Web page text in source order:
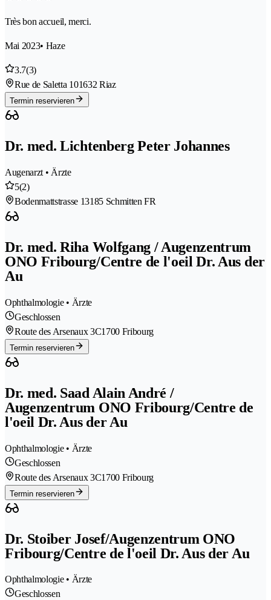
Très bon accueil, merci.
Mai 2023• Haze
3.7(3)
Rue de Saletta 101632 Riaz
Termin reservieren
Dr. med. Lichtenberg Peter Johannes
Augenarzt • Ärzte
5(2)
Bodenmattstrasse 13185 Schmitten FR
Dr. med. Riha Wolfgang / Augenzentrum
ONO Fribourg/Centre de l'oeil Dr. Aus der
Au
Ophthalmologie • Ärzte
Geschlossen
Route des Arsenaux 3C1700 Fribourg
Termin reservieren
Dr. med. Saad Alain André /
Augenzentrum ONO Fribourg/Centre de
l'oeil Dr. Aus der Au
Ophthalmologie • Ärzte
Geschlossen
Route des Arsenaux 3C1700 Fribourg
Termin reservieren
Dr. Stoiber Josef/Augenzentrum ONO
Fribourg/Centre de l'oeil Dr. Aus der Au
Ophthalmologie • Ärzte
Geschlossen